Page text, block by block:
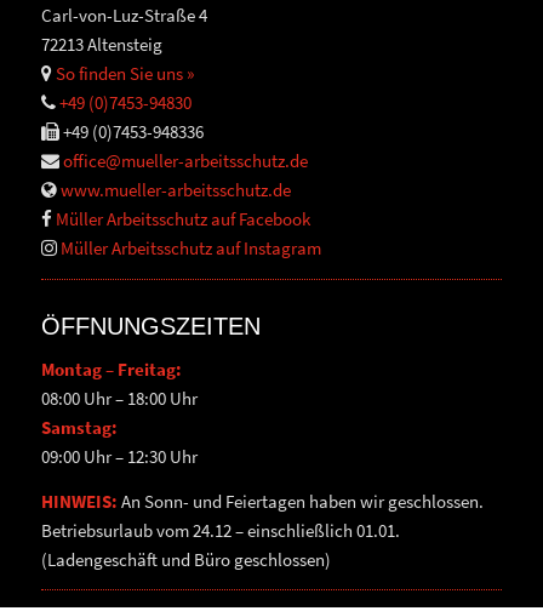
Carl-von-Luz-Straße 4
72213 Altensteig
So finden Sie uns »
+49 (0)7453-94830
+49 (0)7453-948336
office@mueller-arbeitsschutz.de
www.mueller-arbeitsschutz.de
Müller Arbeitsschutz auf Facebook
Müller Arbeitsschutz auf Instagram
ÖFFNUNGSZEITEN
Montag – Freitag:
08:00 Uhr – 18:00 Uhr
Samstag:
09:00 Uhr – 12:30 Uhr
HINWEIS: An Sonn- und Feiertagen haben wir geschlossen.
Betriebsurlaub vom 24.12 – einschließlich 01.01.
(Ladengeschäft und Büro geschlossen)